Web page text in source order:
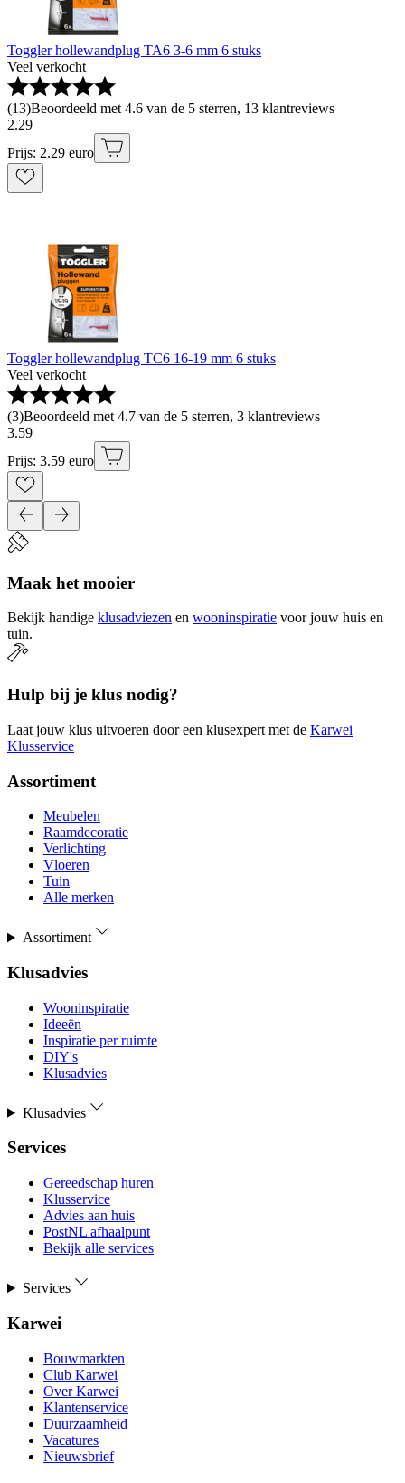
Toggler hollewandplug TA6 3-6 mm 6 stuks
Veel verkocht
(13)Beoordeeld met 4.6 van de 5 sterren, 13 klantreviews
2.29
Prijs: 2.29 euro
Toggler hollewandplug TC6 16-19 mm 6 stuks
Veel verkocht
(3)Beoordeeld met 4.7 van de 5 sterren, 3 klantreviews
3.59
Prijs: 3.59 euro
Maak het mooier
Bekijk handige klusadviezen en wooninspiratie voor jouw huis en
tuin.
Hulp bij je klus nodig?
Laat jouw klus uitvoeren door een klusexpert met de Karwei
Klusservice
Assortiment
Meubelen
Raamdecoratie
Verlichting
Vloeren
Tuin
Alle merken
Assortiment
Klusadvies
Wooninspiratie
Ideeën
Inspiratie per ruimte
DIY's
Klusadvies
Klusadvies
Services
Gereedschap huren
Klusservice
Advies aan huis
PostNL afhaalpunt
Bekijk alle services
Services
Karwei
Bouwmarkten
Club Karwei
Over Karwei
Klantenservice
Duurzaamheid
Vacatures
Nieuwsbrief